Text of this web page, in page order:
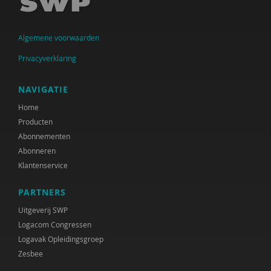
J. Beernink-Wissink
Ferdi Bekken
Ferdi Bekken en Gerda de Groot
Frank van den Berg
Victor van den Bersselaar
Niels Bloembergen
Anne Boer
Josephine Boertjens
Marjan Boertjes
Marjanne Boesenkool
Algemene voorwaarden
Privacyverklaring
NAVIGATIE
Home
Producten
Abonnementen
Abonneren
Klantenservice
PARTNERS
Uitgeverij SWP
Logacom Congressen
Logavak Opleidingsgroep
Zesbee